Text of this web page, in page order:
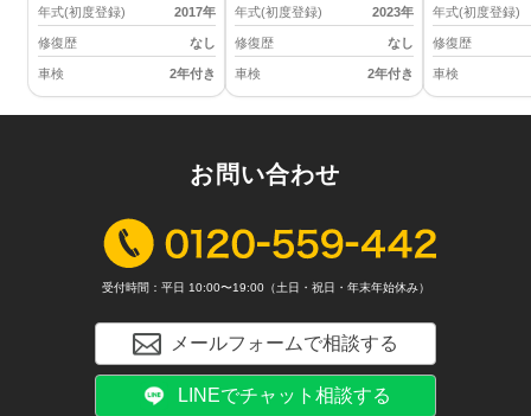
年式(初度登録) 2017年
修復歴 なし
車検 2年付き
年式(初度登録) 2023年
修復歴 なし
車検 2年付き
年式(初度登録)
修復歴
車検
お問い合わせ
受付時間：平日 10:00〜19:00（土日・祝日・年末年始休み）
メールフォームで相談する
LINEでチャット相談する